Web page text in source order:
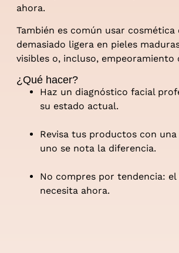
ahora.
También es común usar
demasiado ligera en pieles
visibles o, incluso, empeoramiento
¿Qué hacer?
Haz un diagnóstico facial
su estado actual.
Revisa tus productos con
uno se nota la diferencia.
No compres por tendencia:
necesita ahora.